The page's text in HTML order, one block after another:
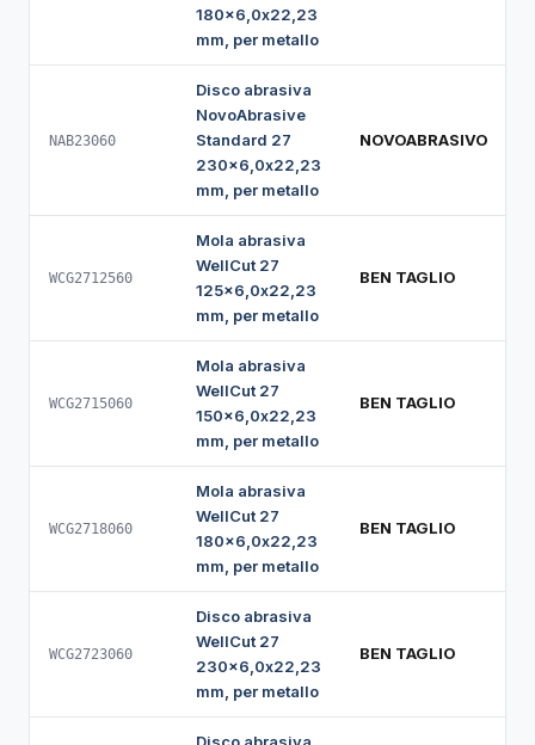
180x6,0x22,23
mm, per metallo
NAB23060
Disco abrasiva
NovoAbrasive
Standard 27
230x6,0x22,23
mm, per metallo
NOVOABRASIVO
WCG2712560
Mola abrasiva
WellCut 27
125x6,0x22,23
mm, per metallo
BEN TAGLIO
WCG2715060
Mola abrasiva
WellCut 27
150x6,0x22,23
mm, per metallo
BEN TAGLIO
WCG2718060
Mola abrasiva
WellCut 27
180x6,0x22,23
mm, per metallo
BEN TAGLIO
WCG2723060
Disco abrasiva
WellCut 27
230x6,0x22,23
mm, per metallo
BEN TAGLIO